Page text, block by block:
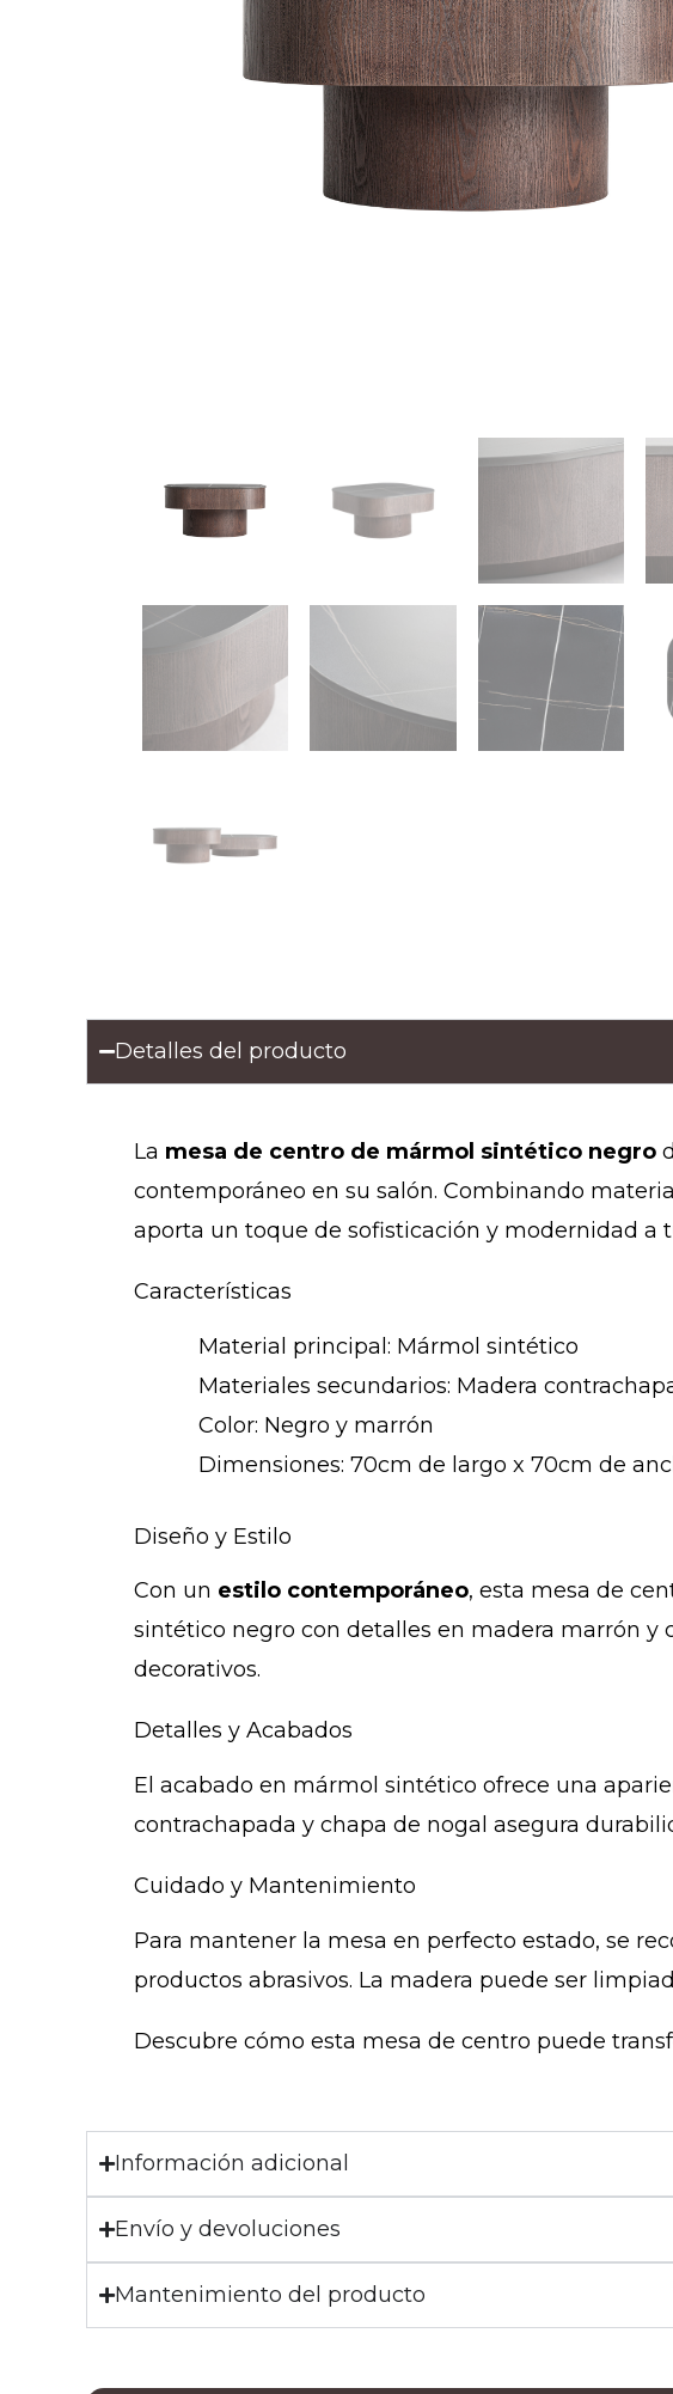
Detalles del producto
La mesa de centro de mármol sintético negro
contemporáneo en su salón. Combinando
aporta un toque de sofisticación y modernidad a
Características
Material principal: Mármol sintético
Materiales secundarios: Madera
Color: Negro y marrón
Dimensiones: 70cm de largo x 70cm de
Diseño y Estilo
Con un estilo contemporáneo, esta mesa de
sintético negro con detalles en madera marrón
decorativos.
Detalles y Acabados
El acabado en mármol sintético ofrece una
contrachapada y chapa de nogal asegura
Cuidado y Mantenimiento
Para mantener la mesa en perfecto estado, se
productos abrasivos. La madera puede ser
Descubre cómo esta mesa de centro puede
Información adicional
Envío y devoluciones
Mantenimiento del producto